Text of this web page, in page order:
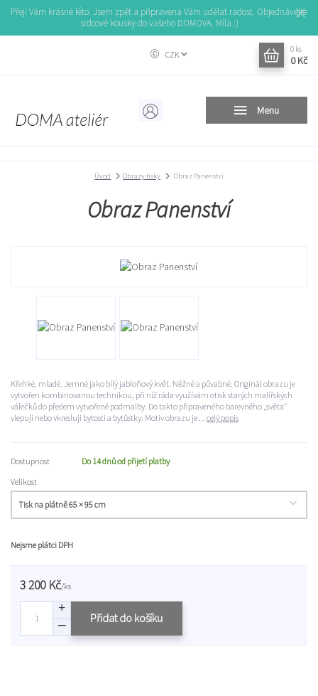
Přeji Vám krásné léto. Jsem zpět a připravena Vám udělat radost. Objednávejte
srdcové kousky do vašeho DOMOVA. Míla :)
Menu
CZK
0 ks
0 Kč
Úvod Obrazy tisky Obraz Panenství
Obraz Panenství
Křehké, mladé. Jemné jako bílý jabloňový květ. Něžné a půvabné. Originál obrazu je
vytvořen kombinovanou technikou, při níž ráda využívám otisk starých malířských
válečků do předem vytvořené podmalby. Do takto připraveného barevného „světa“
vlepuji nebo vkresluji bytosti a bytůstky. Motiv obrazu je ... celý popis
Dostupnost
Do 14 dnů od přijetí platby
Velikost
Nejsme plátci DPH
3 200 Kč/ks
Přidat do košíku